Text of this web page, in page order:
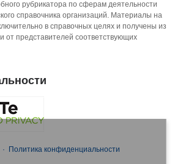
рубрикатора по сферам деятельности
справочника организаций. Материалы на
в справочных целях и получены из
от представителей соответствующих
· Политика конфиденциальности